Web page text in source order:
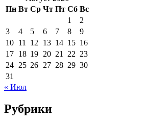
Пн Вт Ср Чт Пт Сб Вс
1
2
3
4 5 6 7 8
9
10 11 12 13 14 15 16
17 18 19 20 21 22 23
24 25 26 27 28 29 30
31
« Июл
Рубрики